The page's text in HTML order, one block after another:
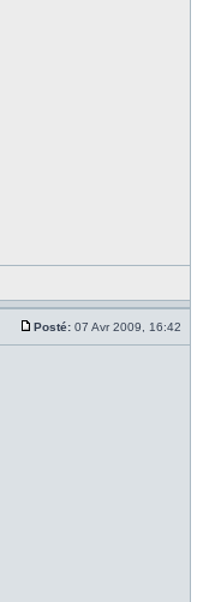
Posté: 07 Avr 2009, 16:42